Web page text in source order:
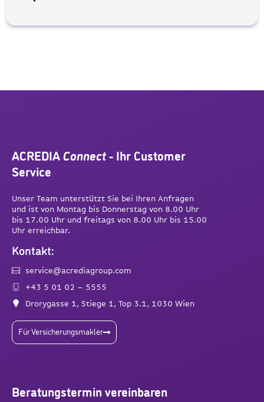
ACREDIA Connect- Ihr Customer
Service
Unser Team unterstützt Sie bei Ihren Anfragen
und ist von Montag bis Donnerstag von 8.00 Uhr
bis 17.00 Uhr und freitags von 8.00 Uhr bis 15.00
Uhr erreichbar.
Kontakt:
service@acrediagroup.com
+43 5 01 02 – 5555
Drorygasse 1, Stiege 1, Top 3.1, 1030 Wien
Für Versicherungsmakler
Beratungstermin vereinbaren